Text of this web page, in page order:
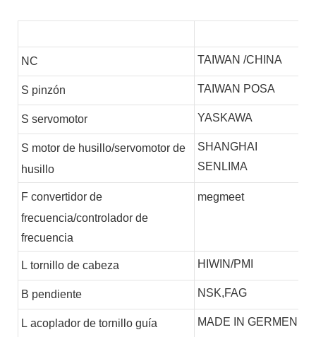
NC TAIWAN /CHINA
S pinzón TAIWAN POSA
S servomotor YASKAWA
S motor de husillo/servomotor de
husillo
SHANGHAI
SENLIMA
F convertidor de
frecuencia/controlador de
frecuencia
megmeet
L tornillo de cabeza HIWIN/PMI
B pendiente NSK,FAG
L acoplador de tornillo guía MADE IN GERMEN